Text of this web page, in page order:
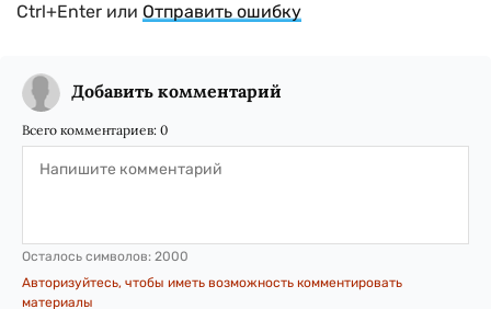
Ctrl+Enter или Отправить ошибку
Добавить комментарий
Всего комментариев: 0
Осталось символов: 2000
Авторизуйтесь, чтобы иметь возможность комментировать
материалы